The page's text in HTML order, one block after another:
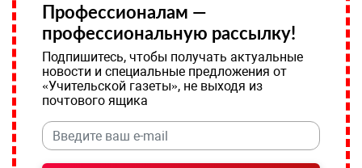
Профессионалам —
профессиональную рассылку!
Подпишитесь, чтобы получать актуальные
новости и специальные предложения от
«Учительской газеты», не выходя из
почтового ящика